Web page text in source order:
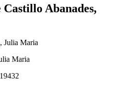
Castillo Abanades,
Julia Maria
Maria